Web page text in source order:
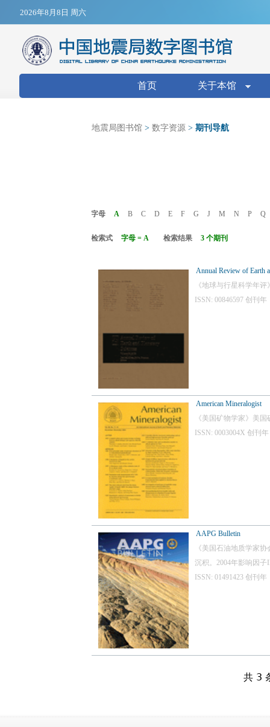
2026年8月8日 周六
搜索表单
首页 关于本馆
地震局图书馆 > 数字资源 > 期刊导航
字母 A B C D E F G J M N P Q
检索式 字母 = A 检索结果 3 个期刊
Annual Review of Earth
《地球与行星科学年
ISSN: 00846597 创刊
American Mineralogist
《美国矿物学家》美
ISSN: 0003004X 创刊
AAPG Bulletin
《美国石油地质学家
沉积。2004年影响因子
ISSN: 01491423 创刊
共 3